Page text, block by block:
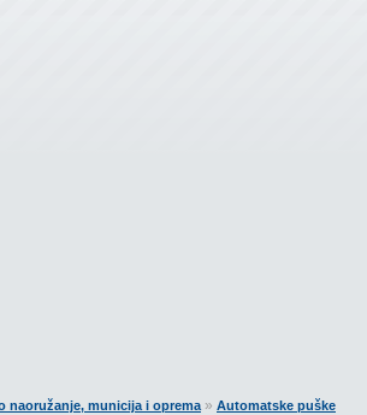
naoružanje, municija i oprema» Automatske puške